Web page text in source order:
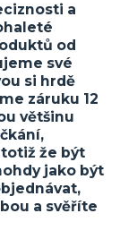
a
od
své
si hrdě
záruku 12
většinu
že být
jako být
a svěříte